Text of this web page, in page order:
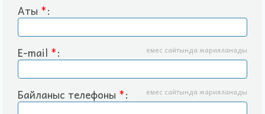
Аты *:
E-mail *: емес сайтында жарияланады
Байланыс телефоны *: емес сайтында жарияланады